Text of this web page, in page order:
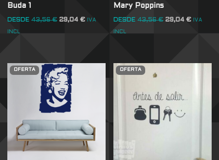
Buda 1
DESDE 43,56€ 29,04 € IVA
INCL
Mary Poppins
DESDE 43,56€ 29,04€ IVA
INCL
OFERTA OFERTA